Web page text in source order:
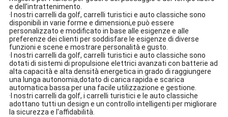
e dell'intrattenimento.
·I nostri carrelli da golf, carrelli turistici e auto classiche sono
disponibili in varie forme e dimensioni,e può essere
personalizzato e modificato in base alle esigenze e alle
preferenze dei clienti per soddisfare le esigenze di diverse
funzioni e scene e mostrare personalità e gusto.
·I nostri carrelli da golf, carrelli turistici e auto classiche sono
dotati di sistemi di propulsione elettrici avanzati con batterie ad
alta capacità e alta densità energetica in grado di raggiungere
una lunga autonomia,dotato di carica rapida e scarica
automatica bassa per una facile utilizzazione e gestione.
·I nostri carrelli da golf, i carrelli turistici e le auto classiche
adottano tutti un design e un controllo intelligenti per migliorare
la sicurezza e l'affidabilità.